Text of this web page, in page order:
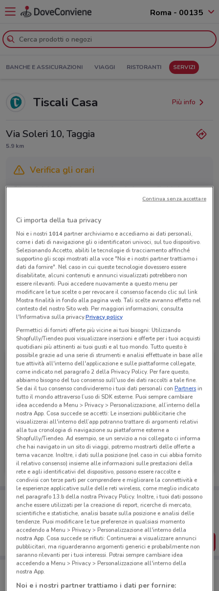
Roma - 00135
BANCHE E ASSICURAZIONI VIAGGI RISTORANTI SERVIZI
Tiscali Casa Più info
Via Soleri 10, Taggia
5.9 km
Verifica gli orari
Gli orari dei negozi possono variare in base agli ultimi
provvedimenti regionali o nazionali. Verifica l’accuratezza
Chiama il negozio
Lunedì n.d.
Martedì n.d.
Mercoledì n.d.
Giovedì n.d.
Venerdì n.d.
Sabato n.d.
Domenica n.d.
3392051343
T.e.a. - Affiliato
Tutte le promozioni di questo negozio
Tiscali Casa
Scade il 31/08
Porta DoveConviene sempre con te!
Puoi trovare le migliori offerte dei negozi vicino a te,
salvarle e creare la tua lista del risparmio, comodamente
dal tuo cellulare.
SCARICA L’APP
Negozi Tiscali Casa a Taggia
Ci importa della tua privacy
Noi e i nostri 1014partner archiviamo e accediamo ai dati personali,
come i dati di navigazione gli o identificatori univoci, sul tuo dispositivo.
Selezionando Accetto, abiliti le tecnologie di tracciamento affinché
supportino gli scopi mostrati alla voce "Noi e i nostri partner trattiamo i
dati da fornire". Nel caso in cui queste tecnologie dovessero essere
disabilitate, alcuni contenuti e annunci visualizzati potrebbero non
essere rilevanti. Puoi accedere nuovamente a questo menu per
modificare le tue scelte o per revocare il consenso facendo clic sul link
Mostra finalità in fondo alla pagina web. Tali scelte avranno effetto nel
contesto del nostro Sito web. Per maggiori informazioni, consulta
l'Informativa sulla privacy.Privacy policy
Permettici di fornirti offerte più vicine ai tuoi bisogni: Utilizzando
Shopfully/Tiendeo puoi visualizzare inserzioni e offerte per i tuoi acquisti
quotidiani più attinenti ai tuoi gusti e al tuo mondo. Tutto questo è
possibile grazie ad una serie di strumenti e analisi effettuate in base alle
tue attività all'interno dell'applicazione e sulle piattaforme collegate,
come indicato nel paragrafo 2 della Privacy Policy. Per fare questo,
abbiamo bisogno del tuo consenso sull'uso dei dati raccolti a tale fine.
Se dai il tuo consenso condivideremo i tuoi dati personali conPartnersin
tutto il mondo attraverso l’uso di SDK esterne. Puoi sempre cambiare
idea accedendo a Menu > Privacy > Personalizzazione, all’interno della
nostra App. Cosa succede se accetti: Le inserzioni pubblicitarie che
visualizzerai all'interno dell’app potranno trattare di argomenti relativi
alla tua cronologia di navigazione su piattaforme esterne a
Shopfully/Tiendeo. Ad esempio, se un servizio a noi collegato ci informa
che hai navigato in un sito di viaggi, potremo mostrarti delle offerte a
tema vacanze. Inoltre, i dati sulla posizione (nel caso in cui abbia fornito
il relativo consenso) insieme alle informazioni sulle prestazioni della
rete e agli identificativi del dispositivo, possono essere raccolte e
condivisi con terze parti per comprendere e migliorare la connettività e
le esperienze applicative sulle delle reti wireless, come meglio indicato
nel paragrafo 13.b della nostra Privacy Policy. Inoltre, i tuoi dati possono
anche essere utilizzati per la creazione di report, ricerche di mercato,
scientifiche e statistiche, analisi basate sulla posizione e analisi delle
tendenze. Puoi modificare le tue preferenze in qualsiasi momento
accedendo a Menu > Privacy > Personalizzazione all'interno della
nostra App. Cosa succede se rifiuti: Continuerai a visualizzare annunci
pubblicitari, ma riguarderanno argomenti generici e probabilmente non
saranno rilevanti per i tuoi interessi. Potrai sempre cambiare idea
accedendo a Menu > Privacy > Personalizzazione all'interno della
nostra App.
Noi e i nostri partner trattiamo i dati per fornire:
Continua senza accettare